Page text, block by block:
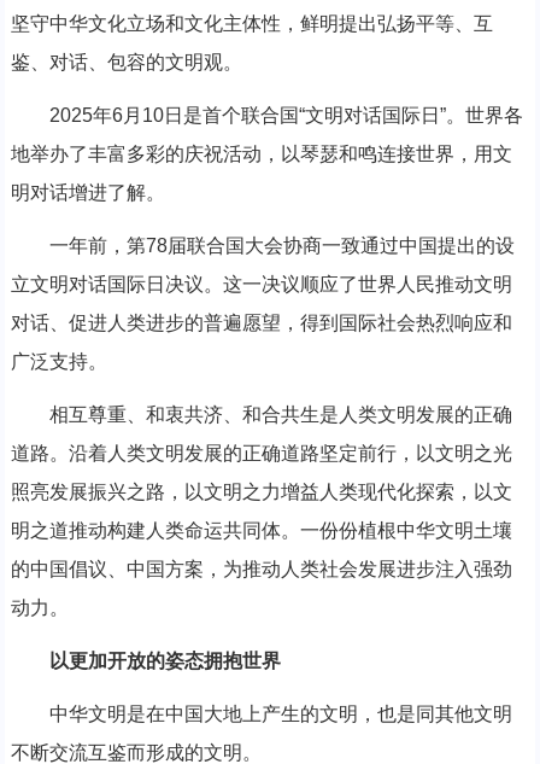
坚守中华文化立场和文化主体性，鲜明提出弘扬平等、互
鉴、对话、包容的文明观。
2025年6月10日是首个联合国“文明对话国际日”。世界各
地举办了丰富多彩的庆祝活动，以琴瑟和鸣连接世界，用文
明对话增进了解。
一年前，第78届联合国大会协商一致通过中国提出的设
立文明对话国际日决议。这一决议顺应了世界人民推动文明
对话、促进人类进步的普遍愿望，得到国际社会热烈响应和
广泛支持。
相互尊重、和衷共济、和合共生是人类文明发展的正确
道路。沿着人类文明发展的正确道路坚定前行，以文明之光
照亮发展振兴之路，以文明之力增益人类现代化探索，以文
明之道推动构建人类命运共同体。一份份植根中华文明土壤
的中国倡议、中国方案，为推动人类社会发展进步注入强劲
动力。
以更加开放的姿态拥抱世界
中华文明是在中国大地上产生的文明，也是同其他文明
不断交流互鉴而形成的文明。